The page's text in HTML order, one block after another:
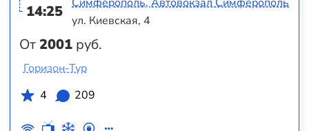
14:25
От2001 руб.
ул. Киевская, 4
Горизон-Тур
4
209